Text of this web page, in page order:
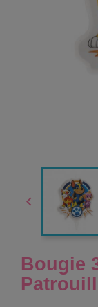

Bougie